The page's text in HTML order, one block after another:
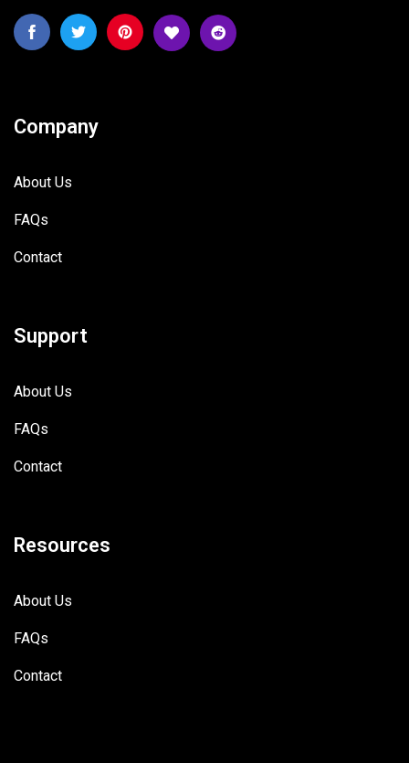
Company
About Us
FAQs
Contact
Support
About Us
FAQs
Contact
Resources
About Us
FAQs
Contact